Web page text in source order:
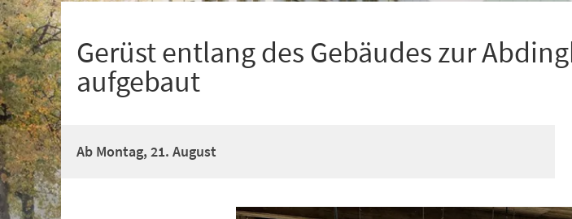
Gerüst entlang des Gebäudes zur
aufgebaut
Ab Montag, 21. August